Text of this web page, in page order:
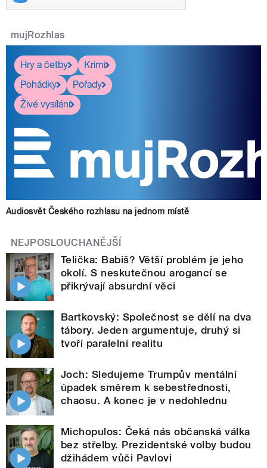
mujRozhlas
Hry a četby
Krimi
Pohádky
Pořady
Živé vysílání
Audiosvět Českého rozhlasu na jednom místě
NEJPOSLOUCHANĚJŠÍ
Telička: Babiš? Větší problém je jeho
okolí. S neskutečnou arogancí se
přikrývají absurdní věci
Bartkovský: Společnost se dělí na dva
tábory. Jeden argumentuje, druhý si
tvoří paralelní realitu
Joch: Sledujeme Trumpův mentální
úpadek směrem k sebestřednosti,
chaosu. A konec je v nedohlednu
Michopulos: Čeká nás občanská válka
bez střelby. Prezidentské volby budou
džihádem vůči Pavlovi